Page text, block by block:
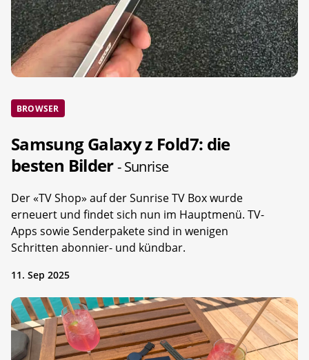
BROWSER
Samsung Galaxy z Fold7: die
besten Bilder- Sunrise
Der «TV Shop» auf der Sunrise TV Box wurde
erneuert und findet sich nun im Hauptmenü. TV-
Apps sowie Senderpakete sind in wenigen
Schritten abonnier- und kündbar.
11. Sep 2025